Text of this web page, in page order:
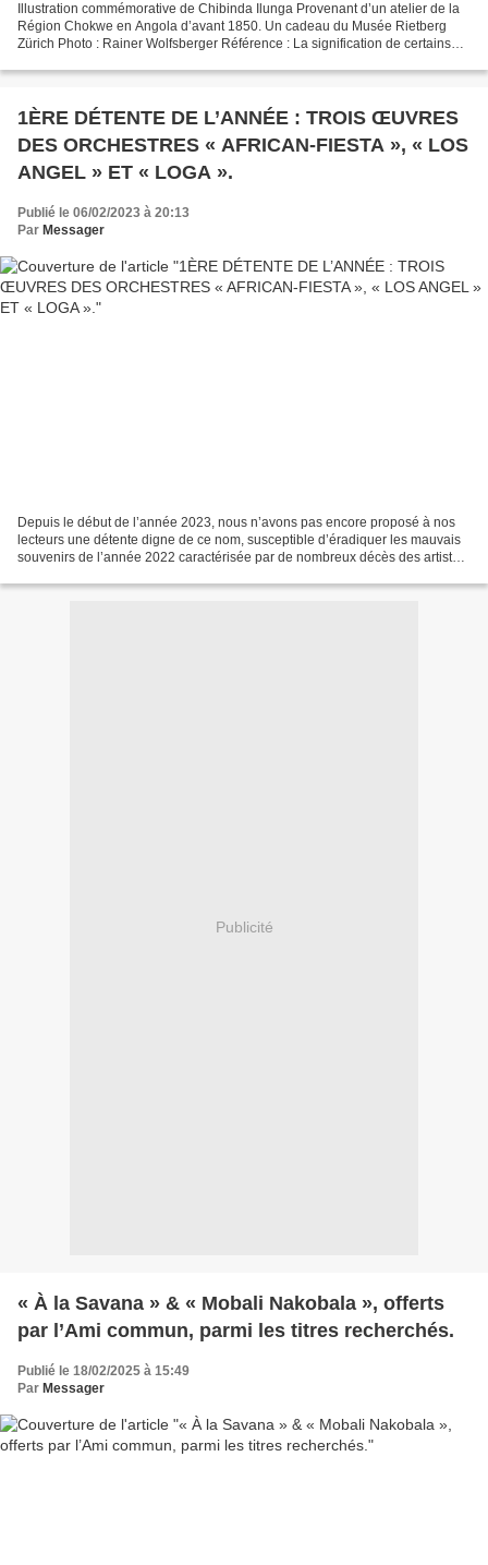
Illustration commémorative de Chibinda Ilunga Provenant d’un atelier de la
Région Chokwe en Angola d’avant 1850. Un cadeau du Musée Rietberg
Zürich Photo : Rainer Wolfsberger Référence : La signification de certains
1ÈRE DÉTENTE DE L’ANNÉE : TROIS ŒUVRES
DES ORCHESTRES « AFRICAN-FIESTA », « LOS
ANGEL » ET « LOGA ».
Publié le 06/02/2023 à 20:13
Par Messager
Depuis le début de l’année 2023, nous n’avons pas encore proposé à nos
lecteurs une détente digne de ce nom, susceptible d’éradiquer les mauvais
souvenirs de l’année 2022 caractérisée par de nombreux décès des artistes
Publicité
« À la Savana » & « Mobali Nakobala », offerts
par l’Ami commun, parmi les titres recherchés.
Publié le 18/02/2025 à 15:49
Par Messager